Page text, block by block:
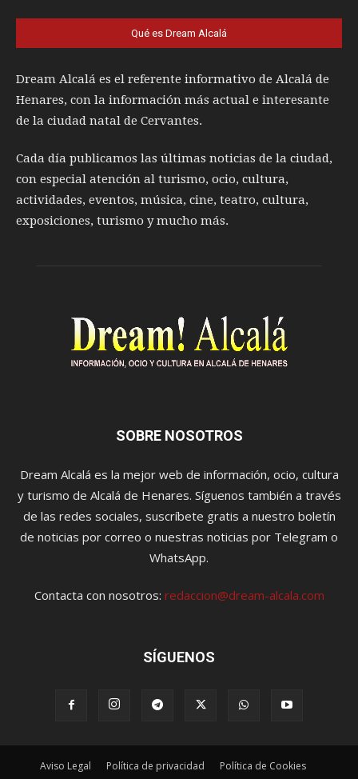
Qué es Dream Alcalá
Dream Alcalá es el referente informativo de Alcalá de
Henares, con la información más actual e interesante
de la ciudad natal de Cervantes.
Cada día publicamos las últimas noticias de la ciudad,
con especial atención al turismo, ocio, cultura,
actividades, eventos, música, cine, teatro, cultura,
exposiciones, turismo y mucho más.
SOBRE NOSOTROS
Dream Alcalá es la mejor web de información, ocio, cultura
y turismo de Alcalá de Henares. Síguenos también a través
de las redes sociales, suscríbete gratis a nuestro boletín
de noticias por correo o nuestras noticias por Telegram o
WhatsApp.
Contacta con nosotros: redaccion@dream-alcala.com
SÍGUENOS
Aviso Legal Política de privacidad Política de Cookies